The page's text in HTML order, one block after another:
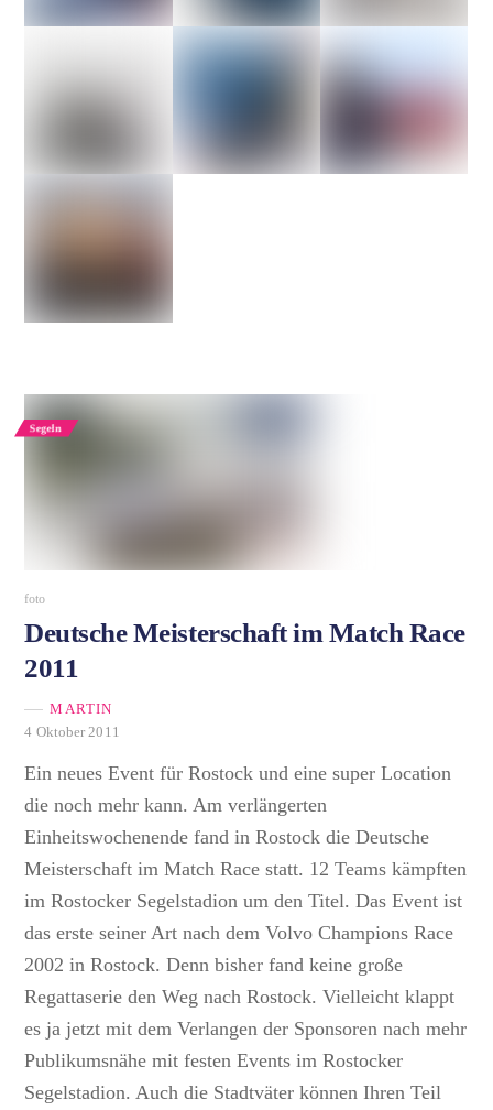
Segeln
foto
Deutsche Meisterschaft im Match Race
2011
MARTIN
4 Oktober 2011
Ein neues Event für Rostock und eine super Location
die noch mehr kann. Am verlängerten
Einheitswochenende fand in Rostock die Deutsche
Meisterschaft im Match Race statt. 12 Teams kämpften
im Rostocker Segelstadion um den Titel. Das Event ist
das erste seiner Art nach dem Volvo Champions Race
2002 in Rostock. Denn bisher fand keine große
Regattaserie den Weg nach Rostock. Vielleicht klappt
es ja jetzt mit dem Verlangen der Sponsoren nach mehr
Publikumsnähe mit festen Events im Rostocker
Segelstadion. Auch die Stadtväter können Ihren Teil